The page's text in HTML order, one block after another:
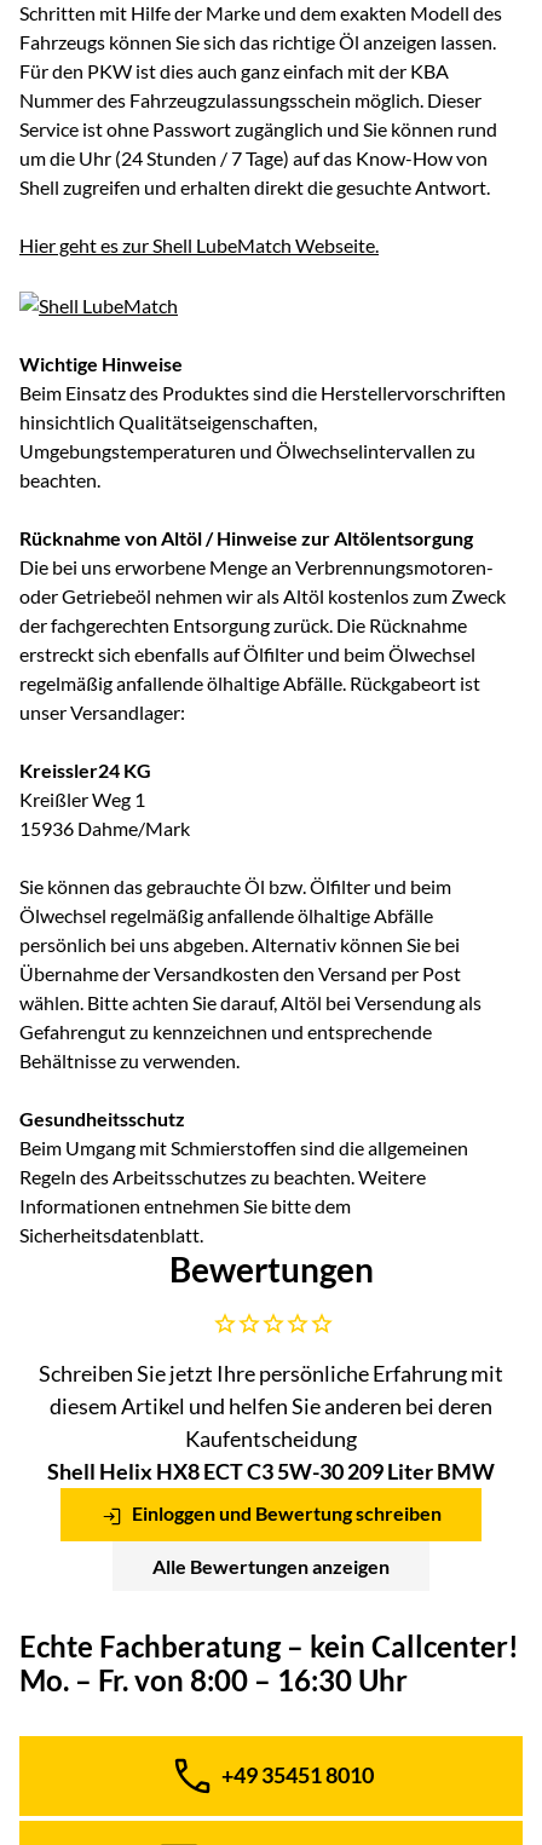
Schritten mit Hilfe der Marke und dem exakten Modell des
Fahrzeugs können Sie sich das richtige Öl anzeigen lassen.
Für den PKW ist dies auch ganz einfach mit der KBA
Nummer des Fahrzeugzulassungsschein möglich. Dieser
Service ist ohne Passwort zugänglich und Sie können rund
um die Uhr (24 Stunden / 7 Tage) auf das Know-How von
Shell zugreifen und erhalten direkt die gesuchte Antwort.
Hier geht es zur Shell LubeMatch Webseite.
Wichtige Hinweise
Beim Einsatz des Produktes sind die Herstellervorschriften
hinsichtlich Qualitätseigenschaften,
Umgebungstemperaturen und Ölwechselintervallen zu
beachten.
Rücknahme von Altöl / Hinweise zur Altölentsorgung
Die bei uns erworbene Menge an Verbrennungsmotoren-
oder Getriebeöl nehmen wir als Altöl kostenlos zum Zweck
der fachgerechten Entsorgung zurück. Die Rücknahme
erstreckt sich ebenfalls auf Ölfilter und beim Ölwechsel
regelmäßig anfallende ölhaltige Abfälle. Rückgabeort ist
unser Versandlager:
Kreissler24 KG
Kreißler Weg 1
15936 Dahme/Mark
Sie können das gebrauchte Öl bzw. Ölfilter und beim
Ölwechsel regelmäßig anfallende ölhaltige Abfälle
persönlich bei uns abgeben. Alternativ können Sie bei
Übernahme der Versandkosten den Versand per Post
wählen. Bitte achten Sie darauf, Altöl bei Versendung als
Gefahrengut zu kennzeichnen und entsprechende
Behältnisse zu verwenden.
Gesundheitsschutz
Beim Umgang mit Schmierstoffen sind die allgemeinen
Regeln des Arbeitsschutzes zu beachten. Weitere
Informationen entnehmen Sie bitte dem
Sicherheitsdatenblatt.
Bewertungen
Noch keine Bewertungen abgegeben
Schreiben Sie jetzt Ihre persönliche Erfahrung mit
diesem Artikel und helfen Sie anderen bei deren
Kaufentscheidung
Shell Helix HX8 ECT C3 5W-30 209 Liter BMW
Einloggen und Bewertung schreiben
Alle Bewertungen anzeigen
Echte Fachberatung – kein Callcenter!
Mo. – Fr. von 8:00 – 16:30 Uhr
Telefon:
+49 35451 8010